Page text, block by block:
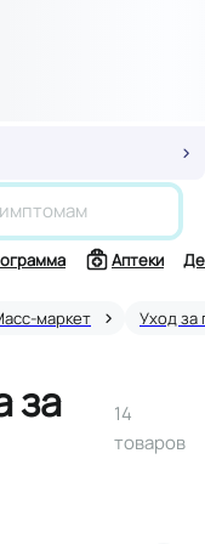
Аптеки
маркет Уход за
за
14
товаров